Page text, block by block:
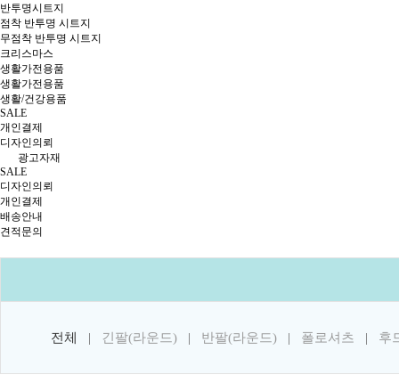
반투명시트지
점착 반투명 시트지
무점착 반투명 시트지
크리스마스
생활가전용품
생활가전용품
생활/건강용품
SALE
개인결제
디자인의뢰
광고자재
SALE
디자인의뢰
개인결제
배송안내
견적문의
전체 | 긴팔(라운드) | 반팔(라운드) | 폴로셔츠 | 후